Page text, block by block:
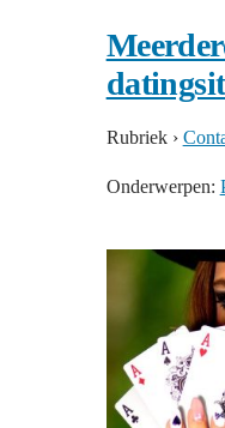
Rubriek ›
Onderwerpen: